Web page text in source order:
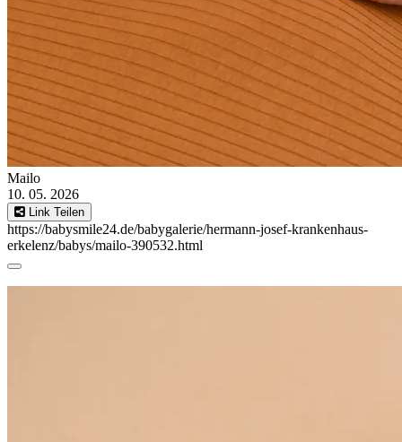
Mailo
10. 05. 2026
Link Teilen
https://babysmile24.de/babygalerie/hermann-josef-krankenhaus-
erkelenz/babys/mailo-390532.html